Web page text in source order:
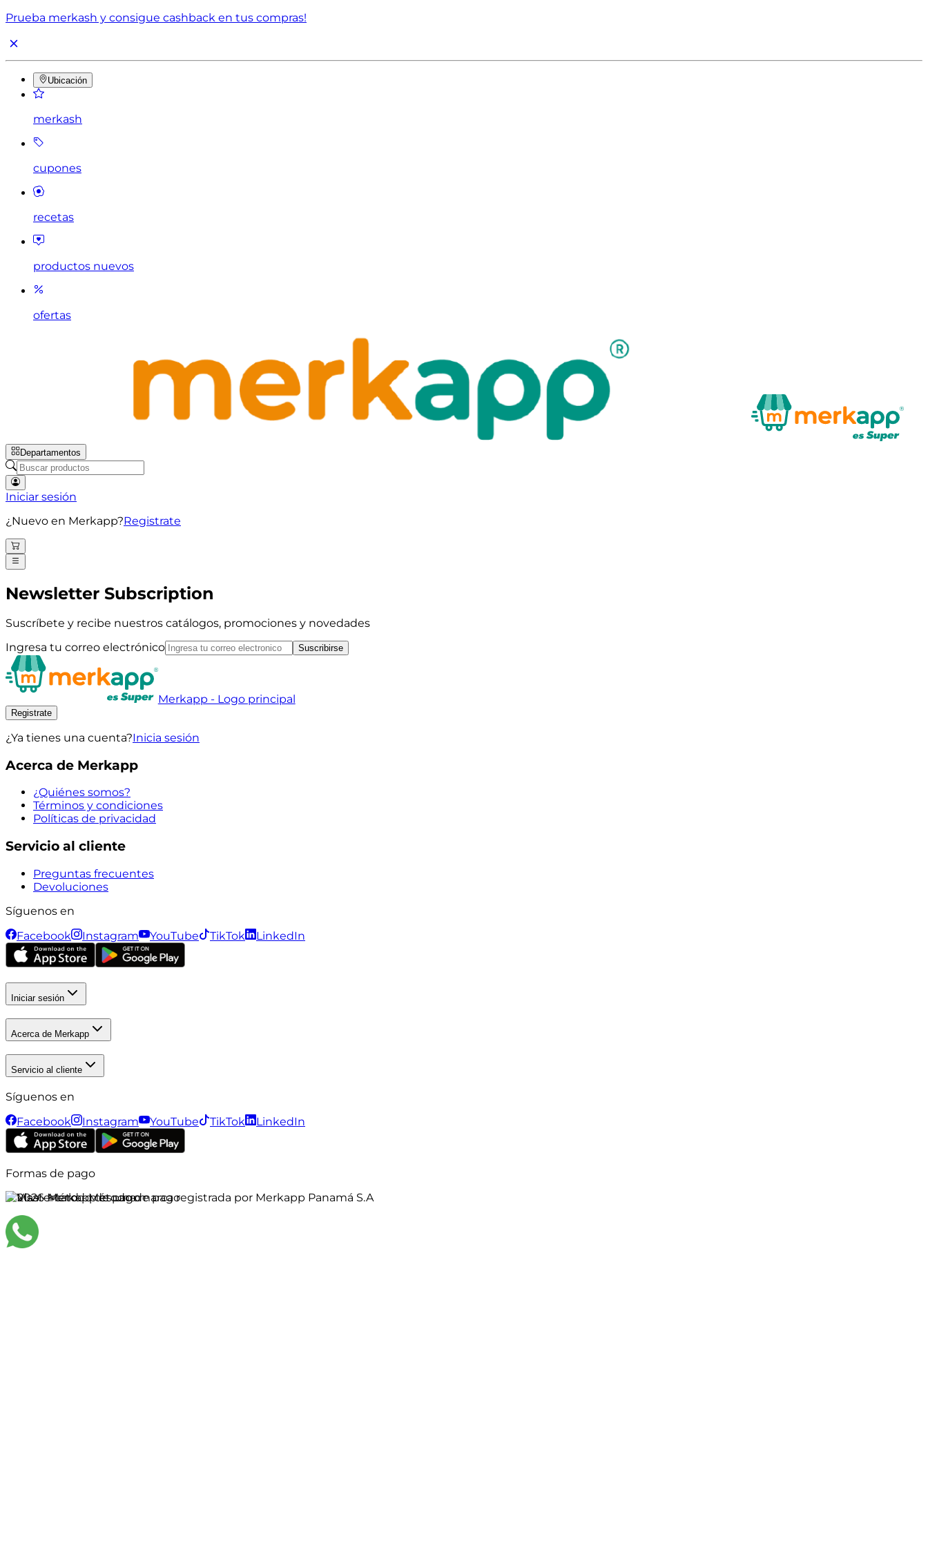
Prueba merkash y consigue cashback en tus compras!
Ubicación
merkash
cupones
recetas
productos nuevos
ofertas
Departamentos
Iniciar sesión
¿Nuevo en Merkapp?Registrate
Newsletter Subscription
Suscríbete y recibe nuestros catálogos, promociones y novedades
Ingresa tu correo electrónico
Suscribirse
Merkapp - Logo principal
Registrate
¿Ya tienes una cuenta?Inicia sesión
Acerca de Merkapp
¿Quiénes somos?
Términos y condiciones
Políticas de privacidad
Servicio al cliente
Preguntas frecuentes
Devoluciones
Síguenos en
Facebook
Instagram YouTube TikTok LinkedIn
Iniciar sesión
Acerca de Merkapp
Servicio al cliente
Síguenos en
Facebook
Instagram YouTube TikTok LinkedIn
Formas de pago
©2026Merkapp es una marca registrada por Merkapp Panamá S.A